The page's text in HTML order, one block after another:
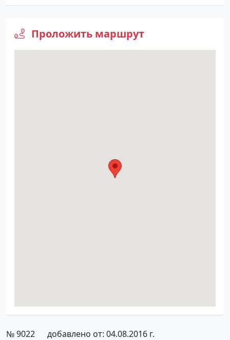
Проложить маршрут
№ 9022
добавлено от: 04.08.2016 г.